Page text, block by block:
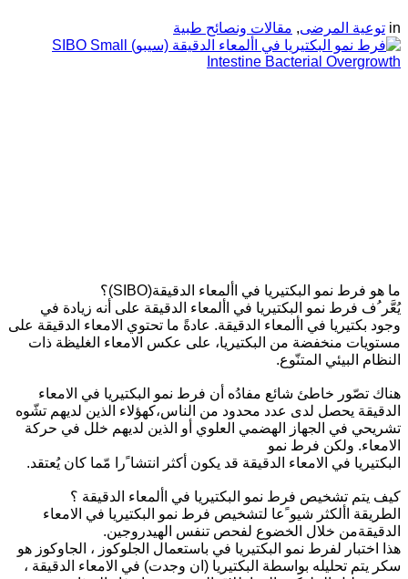
in توعية المرضى, مقالات ونصائح طبية
ما هو فرط نمو البكتيريا في األمعاء الدقيقة(SIBO)؟
يُعَّر ُف فرط نمو البكتيريا في األمعاء الدقيقة على أنه زيادة في
وجود بكتيريا في األمعاء الدقيقة. عادةً ما تحتوي الامعاء الدقيقة على
مستويات منخفضة من البكتيريا، على عكس الامعاء الغليظة ذات
النظام البيئي المتنّوع.
هناك تصّور خاطئ شائع مفادُه أن فرط نمو البكتيريا في الامعاء
الدقيقة يحصل لدى عدد محدود من الناس،كهؤلاء الذين لديهم تشّوه
تشريحي في الجهاز الهضمي العلوي أو الذين لديهم خلل في حركة
الامعاء. ولكن فرط نمو
البكتيريا في الامعاء الدقيقة قد يكون أكثر انتشا ًرا مّما كان يُعتقد.
كيف يتم تشخيص فرط نمو البكتيريا في األمعاء الدقيقة ؟
الطريقة األكثر شيو ًعا لتشخيص فرط نمو البكتيريا في الامعاء
الدقيقةمن خلال الخضوع لفحص تنفس الهيدروجين.
هذا اختبار لفرط نمو البكتيريا في باستعمال الجلوكوز ، الجاوكوز هو
سكر يتم تحليله بواسطة البكتيريا (ان وجدت) في الامعاء الدقيقة ،